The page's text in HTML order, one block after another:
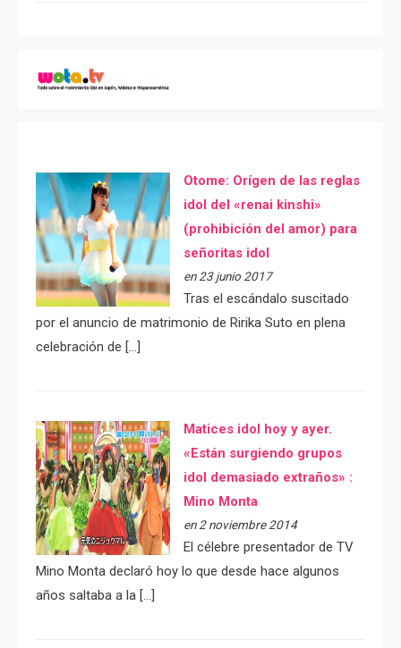
Otome: Orígen de las reglas
idol del «renai kinshi»
(prohibición del amor) para
señoritas idol
en 23 junio 2017
Tras el escándalo suscitado
por el anuncio de matrimonio de Ririka Suto en plena
celebración de […]
Matices idol hoy y ayer.
«Están surgiendo grupos
idol demasiado extraños» :
Mino Monta
en 2 noviembre 2014
El célebre presentador de TV
Mino Monta declaró hoy lo que desde hace algunos
años saltaba a la […]